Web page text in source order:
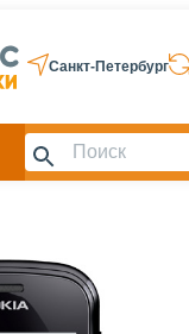
Санкт-Петербург